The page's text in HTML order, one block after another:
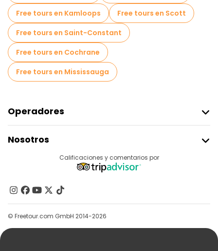
Free tours en Kamloops
Free tours en Scott
Free tours en Saint-Constant
Free tours en Cochrane
Free tours en Mississauga
Operadores
Acceder Como Proveedor
Programa De Afiliados
Nosotros
Contacto
Grupos
Ayuda
Calificaciones y comentarios por
© Freetour.com GmbH 2014-2026